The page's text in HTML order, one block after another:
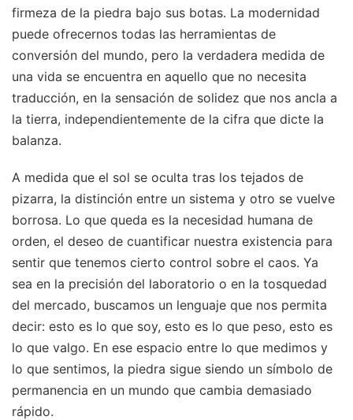
firmeza de la piedra bajo sus botas. La modernidad
puede ofrecernos todas las herramientas de
conversión del mundo, pero la verdadera medida de
una vida se encuentra en aquello que no necesita
traducción, en la sensación de solidez que nos ancla a
la tierra, independientemente de la cifra que dicte la
balanza.
A medida que el sol se oculta tras los tejados de
pizarra, la distinción entre un sistema y otro se vuelve
borrosa. Lo que queda es la necesidad humana de
orden, el deseo de cuantificar nuestra existencia para
sentir que tenemos cierto control sobre el caos. Ya
sea en la precisión del laboratorio o en la tosquedad
del mercado, buscamos un lenguaje que nos permita
decir: esto es lo que soy, esto es lo que peso, esto es
lo que valgo. En ese espacio entre lo que medimos y
lo que sentimos, la piedra sigue siendo un símbolo de
permanencia en un mundo que cambia demasiado
rápido.